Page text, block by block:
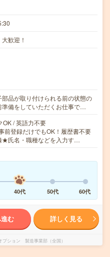
歓迎！
品が取り付けられる前の状態の
準備をしていただくお仕事で…
OK / 英語力不要
前登録だけでもOK！履歴書不要
★氏名・職種などを入力す…
40代 50代 60代
む 詳しく見る
プション 製造事業部（全国）